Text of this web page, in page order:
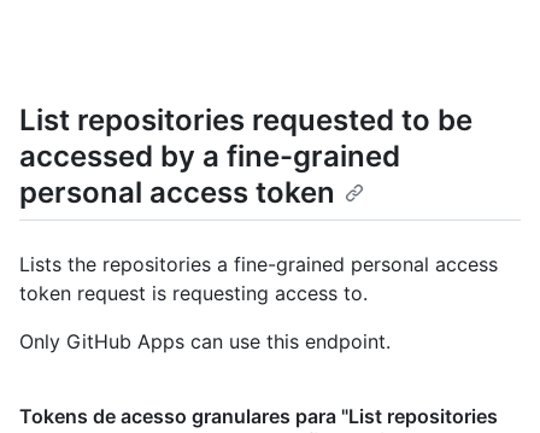
List repositories requested to be
accessed by a fine-grained
personal access token
Lists the repositories a fine-grained personal access
token request is requesting access to.
Only GitHub Apps can use this endpoint.
Tokens de acesso granulares para "List repositories